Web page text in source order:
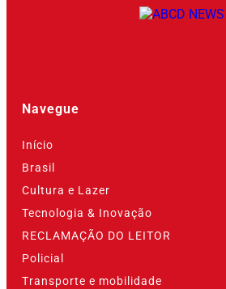
Navegue
Início
Brasil
Cultura e Lazer
Tecnologia & Inovação
RECLAMAÇÃO DO LEITOR
Policial
Transporte e mobilidade